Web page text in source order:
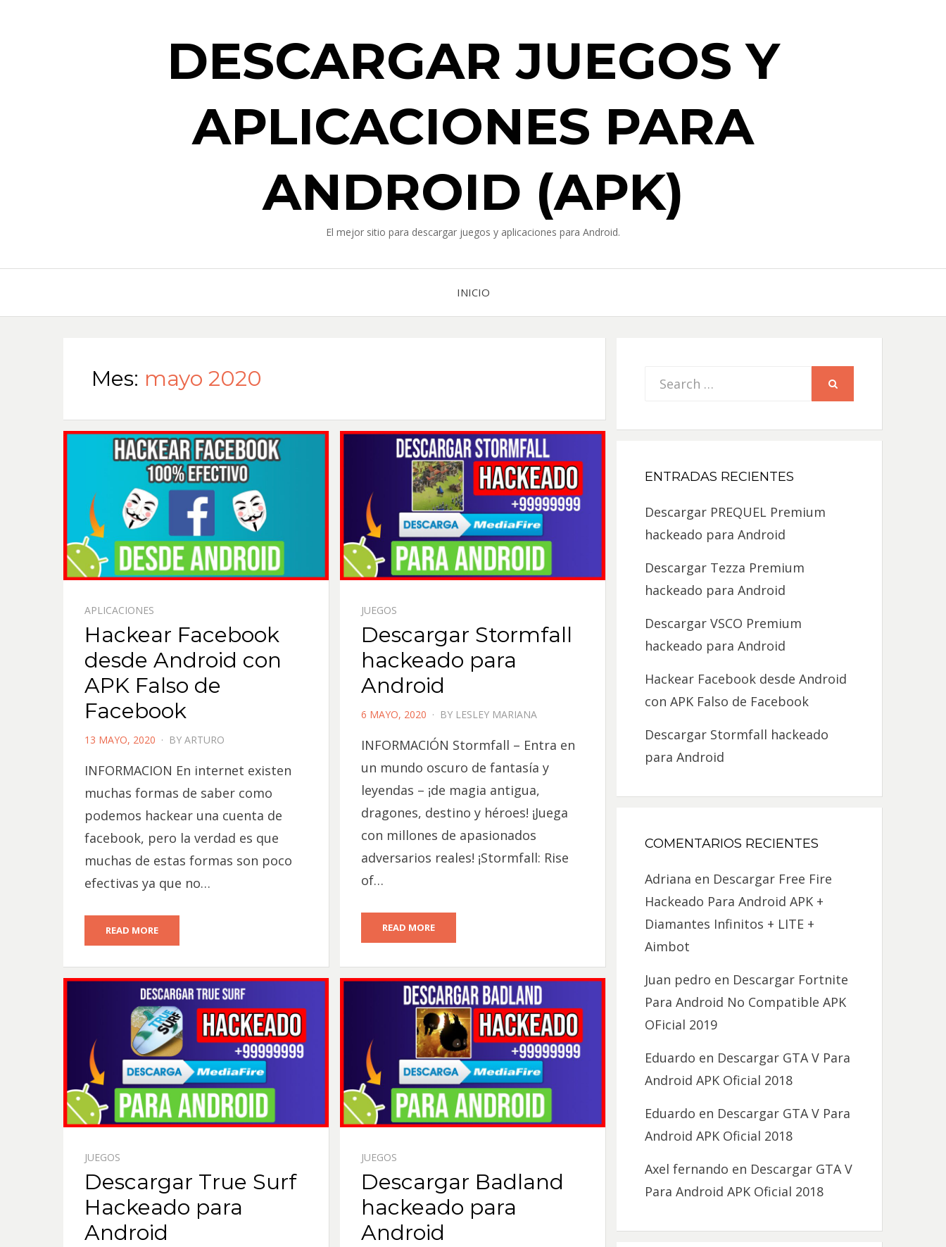
DESCARGAR JUEGOS Y
APLICACIONES PARA
ANDROID (APK)
El mejor sitio para descargar juegos y aplicaciones para Android.
INICIO
Mes: mayo 2020
APLICACIONES
Hackear Facebook
desde Android con
APK Falso de
Facebook
POSTED
13 MAYO, 2020 BY ARTURO
INFORMACION En internet existen
muchas formas de saber como
podemos hackear una cuenta de
facebook, pero la verdad es que
muchas de estas formas son poco
efectivas ya que no…
READ MORE
JUEGOS
Descargar Stormfall
hackeado para
Android
POSTED
6 MAYO, 2020 BY LESLEY MARIANA
INFORMACIÓN Stormfall – Entra en
un mundo oscuro de fantasía y
leyendas – ¡de magia antigua,
dragones, destino y héroes! ¡Juega
con millones de apasionados
adversarios reales! ¡Stormfall: Rise
of…
READ MORE
JUEGOS
Descargar True Surf
Hackeado para
Android
JUEGOS
Descargar Badland
hackeado para
Android
Search
ENTRADAS RECIENTES
Descargar PREQUEL Premium
hackeado para Android
Descargar Tezza Premium
hackeado para Android
Descargar VSCO Premium
hackeado para Android
Hackear Facebook desde Android
con APK Falso de Facebook
Descargar Stormfall hackeado
para Android
COMENTARIOS RECIENTES
Adriana en Descargar Free Fire
Hackeado Para Android APK +
Diamantes Infinitos + LITE +
Aimbot
Juan pedro en Descargar Fortnite
Para Android No Compatible APK
OFicial 2019
Eduardo en Descargar GTA V Para
Android APK Oficial 2018
Eduardo en Descargar GTA V Para
Android APK Oficial 2018
Axel fernando en Descargar GTA V
Para Android APK Oficial 2018